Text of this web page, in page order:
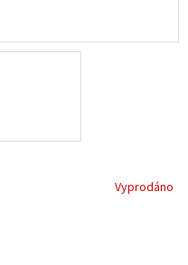
Vyprodáno